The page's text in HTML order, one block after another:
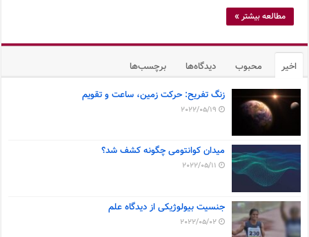
مطالعه بیشتر »
اخیر محبوب دیدگاه‌ها برچسب‌ها
زنگ تفریح: حرکت زمین، ساعت و تقویم
2022/05/19
میدان کوانتومی چگونه کشف شد؟
2022/05/11
جنسیت بیولوژیکی از دیدگاه علم
2022/05/02